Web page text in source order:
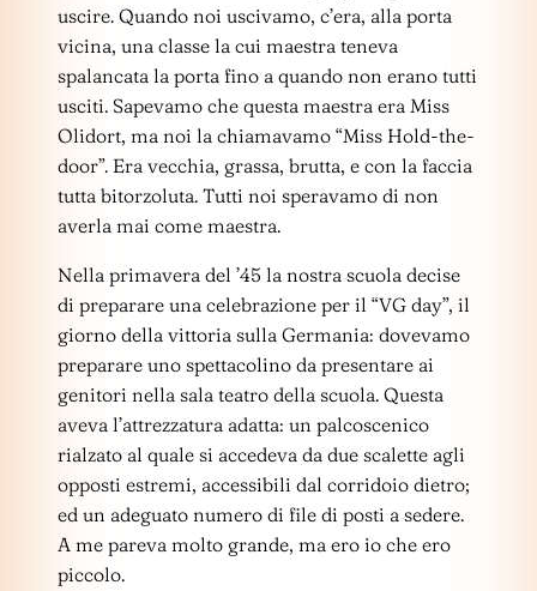
uscire. Quando noi uscivamo, c’era, alla porta
vicina, una classe la cui maestra teneva
spalancata la porta fino a quando non erano tutti
usciti. Sapevamo che questa maestra era Miss
Olidort, ma noi la chiamavamo “Miss Hold-the-
door”. Era vecchia, grassa, brutta, e con la faccia
tutta bitorzoluta. Tutti noi speravamo di non
averla mai come maestra.
Nella primavera del ’45 la nostra scuola decise
di preparare una celebrazione per il “VG day”, il
giorno della vittoria sulla Germania: dovevamo
preparare uno spettacolino da presentare ai
genitori nella sala teatro della scuola. Questa
aveva l’attrezzatura adatta: un palcoscenico
rialzato al quale si accedeva da due scalette agli
opposti estremi, accessibili dal corridoio dietro;
ed un adeguato numero di file di posti a sedere.
A me pareva molto grande, ma ero io che ero
piccolo.